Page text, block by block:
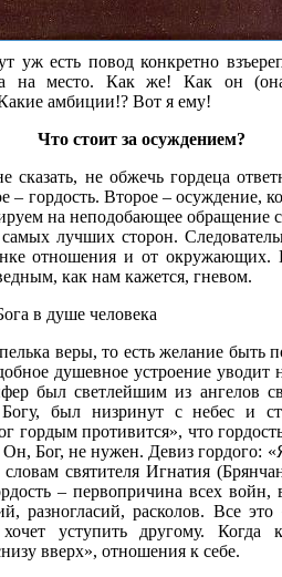
уж есть повод конкретно
на место. Как же! Как он
амбиции!? Вот я ему!
Что стоит за осуждением?
сказать, не обжечь гордеца
– гордость. Второе – осуждение,
на неподобающее обращение
лучших сторон.
отношения и от окружающих.
как нам кажется, гневом.
в душе человека
веры, то есть желание
душевное устроение уводит
был светлейшим из ангелов
был низринут с небес и
гордым противится», что
Он, Бог, не нужен. Девиз гордого:
святителя Игнатия
– первопричина всех войн,
разногласий, расколов. Все это
уступить другому. Когда
вверх», отношения к себе.